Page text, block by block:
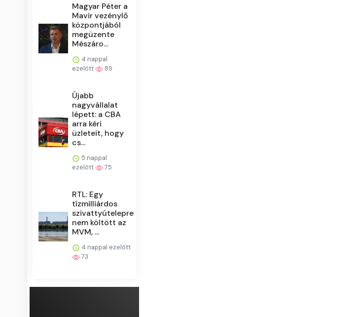
Magyar Péter a
Mavir vezénylő
központjából
megüzente
Mészáro...
4 nappal
ezelőtt
89
Újabb
nagyvállalat
lépett: a CBA
arra kéri
üzleteit, hogy
cs...
5 nappal
ezelőtt
75
RTL: Egy
tízmilliárdos
szivattyútelepre
nem költött az
MVM, ...
4 nappal ezelőtt
73